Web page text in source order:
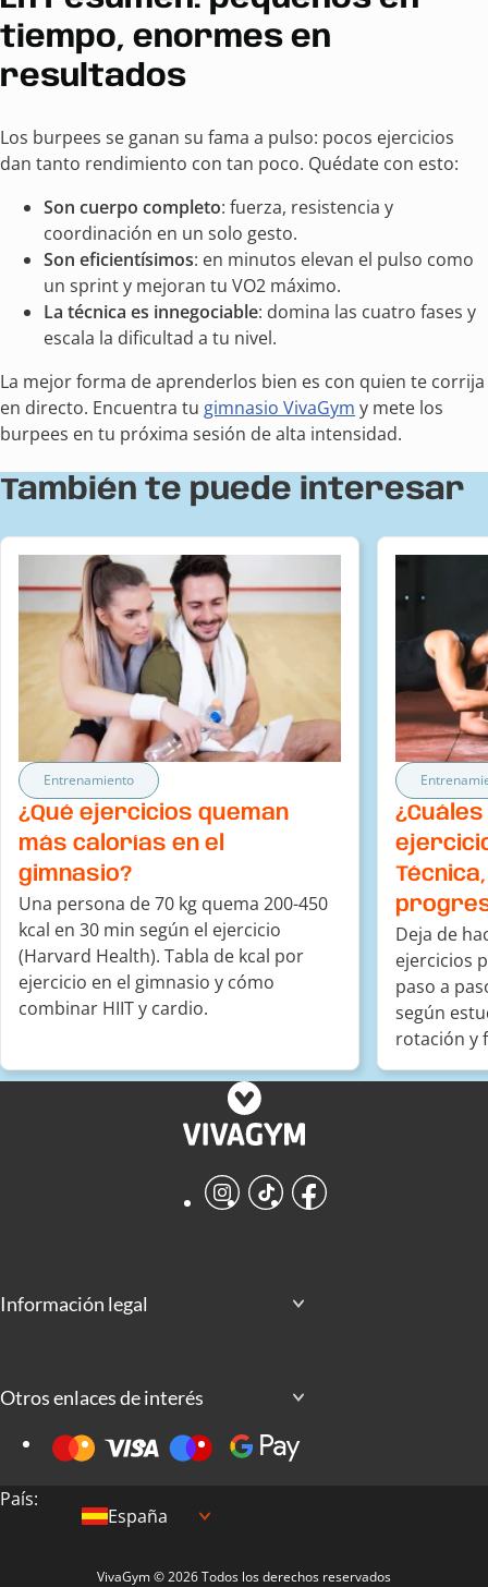
tiempo, enormes en
resultados
Los burpees se ganan su fama a pulso: pocos ejercicios
dan tanto rendimiento con tan poco. Quédate con esto:
Son cuerpo completo: fuerza, resistencia y
coordinación en un solo gesto.
Son eficientísimos: en minutos elevan el pulso como
un sprint y mejoran tu VO2 máximo.
La técnica es innegociable: domina las cuatro fases y
escala la dificultad a tu nivel.
La mejor forma de aprenderlos bien es con quien te corrija
en directo. Encuentra tu gimnasio VivaGym y mete los
burpees en tu próxima sesión de alta intensidad.
También te puede interesar
Entrenamiento
¿Qué ejercicios queman
más calorías en el
gimnasio?
Una persona de 70 kg quema 200-450
kcal en 30 min según el ejercicio
(Harvard Health). Tabla de kcal por
ejercicio en el gimnasio y cómo
combinar HIIT y cardio.
Deja de
ejercicios
paso a
según
rotación y
Instagram
TikTokFacebook
Información legal
Otros enlaces de interés
País:
España
VivaGym © 2026 Todos los derechos reservados